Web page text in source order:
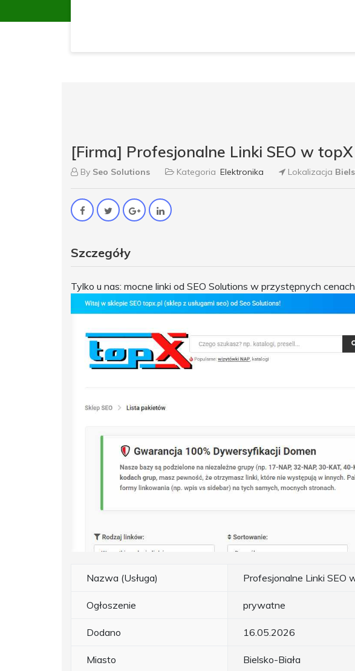
[Firma] Profesjonalne Linki SEO w topX
By Seo Solutions Kategoria Elektronika Lokalizacja
Szczegóły
Tylko u nas: mocne linki od SEO Solutions w przystępnych
Nazwa (Usługa) Profesjonalne Linki SEO
Ogłoszenie prywatne
Dodano 16.05.2026
Miasto Bielsko-Biała